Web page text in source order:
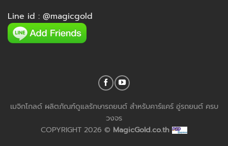
Line id : @magicgold
เมจิกโกลด์ ผลิตภัณฑ์ดูแลรักษารถยนต์ สำหรับคาร์แคร์ อู่รถยนต์ ครบ
วงจร
COPYRIGHT 2026 © MagicGold.co.th